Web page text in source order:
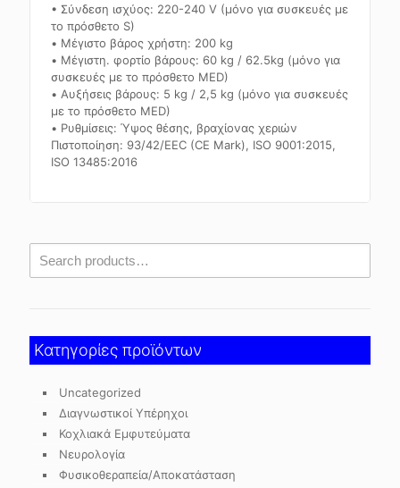
• Σύνδεση ισχύος: 220-240 V (μόνο για συσκευές με
το πρόσθετο S)
• Μέγιστο βάρος χρήστη: 200 kg
• Μέγιστη. φορτίο βάρους: 60 kg / 62.5kg (μόνο για
συσκευές με το πρόσθετο MED)
• Αυξήσεις βάρους: 5 kg / 2,5 kg (μόνο για συσκευές
με το πρόσθετο MED)
• Ρυθμίσεις: Ύψος θέσης, βραχίονας χεριών
Πιστοποίηση: 93/42/EEC (CE Mark), ISO 9001:2015,
ISO 13485:2016
Κατηγορίες προϊόντων
Uncategorized
Διαγνωστικοί Υπέρηχοι
Κοχλιακά Εμφυτεύματα
Νευρολογία
Φυσικοθεραπεία/Αποκατάσταση